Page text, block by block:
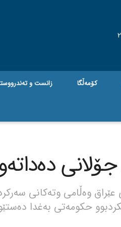
کۆمەڵگا زانست و
وەڵامی وتەکانی
حکومەتی بەغدا